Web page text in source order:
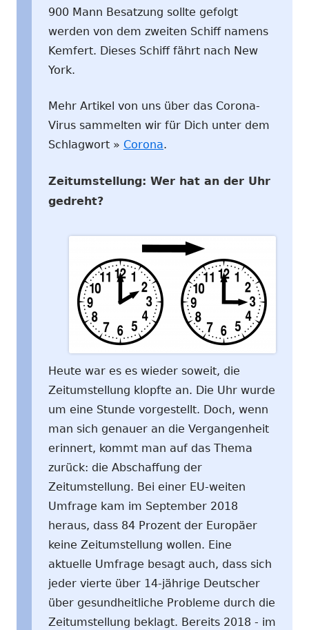
900 Mann Besatzung sollte gefolgt
werden von dem zweiten Schiff namens
Kemfert. Dieses Schiff fährt nach New
York.
Mehr Artikel von uns über das Corona-
Virus sammelten wir für Dich unter dem
Schlagwort » Corona.
Zeitumstellung: Wer hat an der Uhr
gedreht?
Heute war es es wieder soweit, die
Zeitumstellung klopfte an. Die Uhr wurde
um eine Stunde vorgestellt. Doch, wenn
man sich genauer an die Vergangenheit
erinnert, kommt man auf das Thema
zurück: die Abschaffung der
Zeitumstellung. Bei einer EU-weiten
Umfrage kam im September 2018
heraus, dass 84 Prozent der Europäer
keine Zeitumstellung wollen. Eine
aktuelle Umfrage besagt auch, dass sich
jeder vierte über 14-jährige Deutscher
über gesundheitliche Probleme durch die
Zeitumstellung beklagt. Bereits 2018 - im